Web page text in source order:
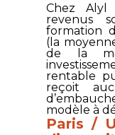
Chez Alyl
revenus
formation
(la
de la
rentable
reçoit
modèle à
Paris /